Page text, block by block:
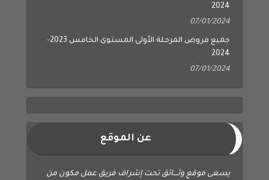
2024
07/01/2024
جميع فروض المرحلة الأولى المستوى الخامس 2023-
2024
07/01/2024
عن الموقع
يسعى موقع وثــــائق تحت إشراف فريق عمل مكون من